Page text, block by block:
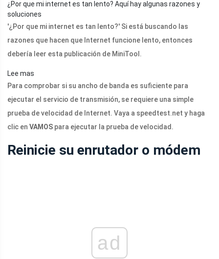
¿Por que mi internet es tan lento? Aquí hay algunas razones y
soluciones
'¿Por que mi internet es tan lento?' Si está buscando las
razones que hacen que Internet funcione lento, entonces
debería leer esta publicación de MiniTool.
Lee mas
Para comprobar si su ancho de banda es suficiente para
ejecutar el servicio de transmisión, se requiere una simple
prueba de velocidad de Internet. Vaya a speedtest.net y haga
clic en VAMOS para ejecutar la prueba de velocidad.
Reinicie su enrutador o módem
ad